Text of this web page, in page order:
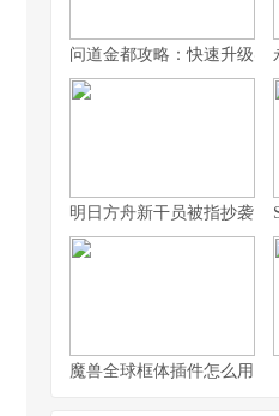
问道金都攻略：快速升级实
明日方舟新干员被指抄袭？
魔兽全球框体插件怎么用？